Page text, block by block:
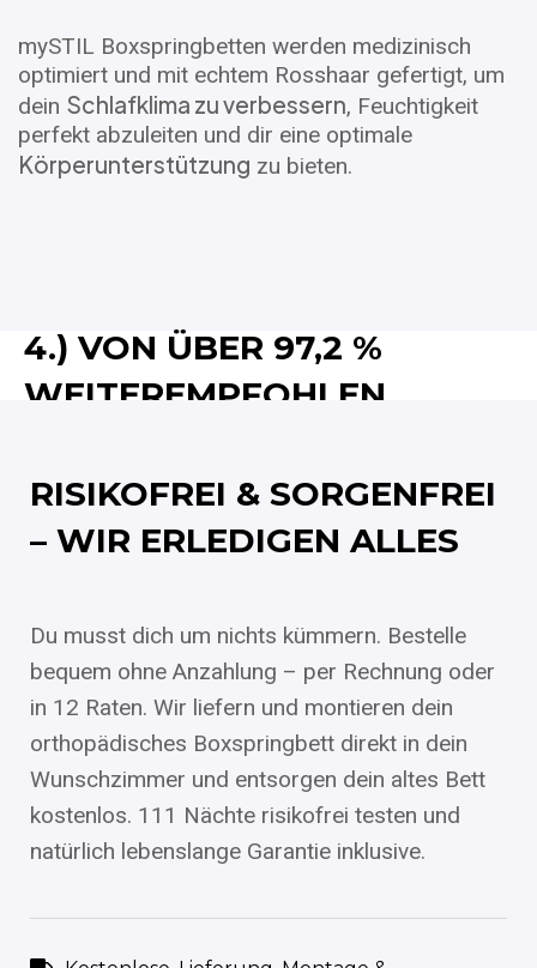
mySTIL Boxspringbetten werden medizinisch
optimiert und mit echtem Rosshaar gefertigt, um
dein Schlafklima zu verbessern, Feuchtigkeit
perfekt abzuleiten und dir eine optimale
Körperunterstützung zu bieten.
4.) VON ÜBER 97,2 %
WEITEREMPFOHLEN
RISIKOFREI & SORGENFREI
– WIR ERLEDIGEN ALLES
Du musst dich um nichts kümmern. Bestelle
bequem ohne Anzahlung – per Rechnung oder
in 12 Raten. Wir liefern und montieren dein
orthopädisches Boxspringbett direkt in dein
Wunschzimmer und entsorgen dein altes Bett
kostenlos. 111 Nächte risikofrei testen und
natürlich lebenslange Garantie inklusive.